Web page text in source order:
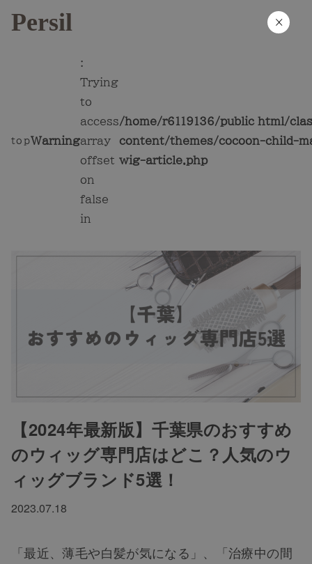
Persil
topWarning
:
Trying
to
access
array
offset
on
false
in
/home/r6119136/public_html/
content/themes/cocoon-child-
wig-article.php
【2024年最新版】千葉県のおすすめ
のウィッグ専門店はどこ？人気のウ
ィッグブランド5選！
2023.07.18
「最近、薄毛や白髪が気になる」、「治療中の間
×